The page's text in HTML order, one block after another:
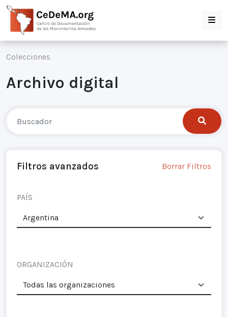
Colecciones
Archivo digital
Filtros avanzados Borrar Filtros
PAÍS
ORGANIZACIÓN